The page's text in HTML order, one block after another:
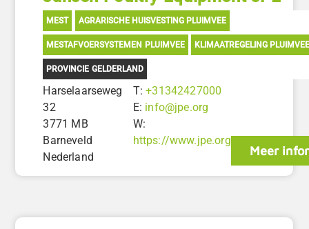
MEST AGRARISCHE HUISVESTING PLUIMVEE
MESTAFVOERSYSTEMEN PLUIMVEE KLIMAATREGELING PLUIMVEE
PROVINCIE GELDERLAND
Harselaarseweg
32
3771 MB
Barneveld
Nederland
T:+31342427000
E: info@jpe.org
W:
https://www.jpe.org
Meer